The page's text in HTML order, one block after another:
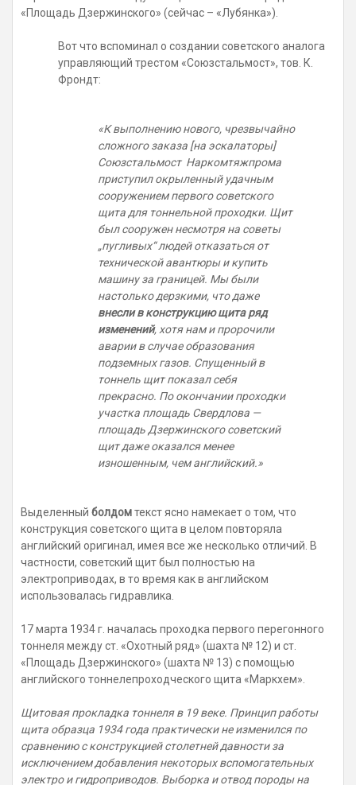
«Площадь Дзержинского» (сейчас – «Лубянка»).
Вот что вспоминал о создании советского аналога
управляющий трестом «Союзстальмост», тов. К.
Фрондт:
«К выполнению нового, чрезвычайно
сложного заказа [на эскалаторы]
Союзстальмост Наркомтяжпрома
приступил окрыленный удачным
сооружением первого советского
щита для тоннельной проходки. Щит
был сооружен несмотря на советы
„пугливых“ людей отказаться от
технической авантюры и купить
машину за границей. Мы были
настолько дерзкими, что даже
внесли в конструкцию щита ряд
изменений, хотя нам и пророчили
аварии в случае образования
подземных газов. Спущенный в
тоннель щит показал себя
прекрасно. По окончании проходки
участка площадь Свердлова —
площадь Дзержинского советский
щит даже оказался менее
изношенным, чем английский.»
Выделенный болдомтекст ясно намекает о том, что
конструкция советского щита в целом повторяла
английский оригинал, имея все же несколько отличий. В
частности, советский щит был полностью на
электроприводах, в то время как в английском
использовалась гидравлика.
17 марта 1934 г. началась проходка первого перегонного
тоннеля между ст. «Охотный ряд» (шахта № 12) и ст.
«Площадь Дзержинского» (шахта № 13) с помощью
английского тоннелепроходческого щита «Маркхем».
Щитовая прокладка тоннеля в 19 веке. Принцип работы
щита образца 1934 года практически не изменился по
сравнению с конструкцией столетней давности за
исключением добавления некоторых вспомогательных
электро и гидроприводов. Выборка и отвод породы на